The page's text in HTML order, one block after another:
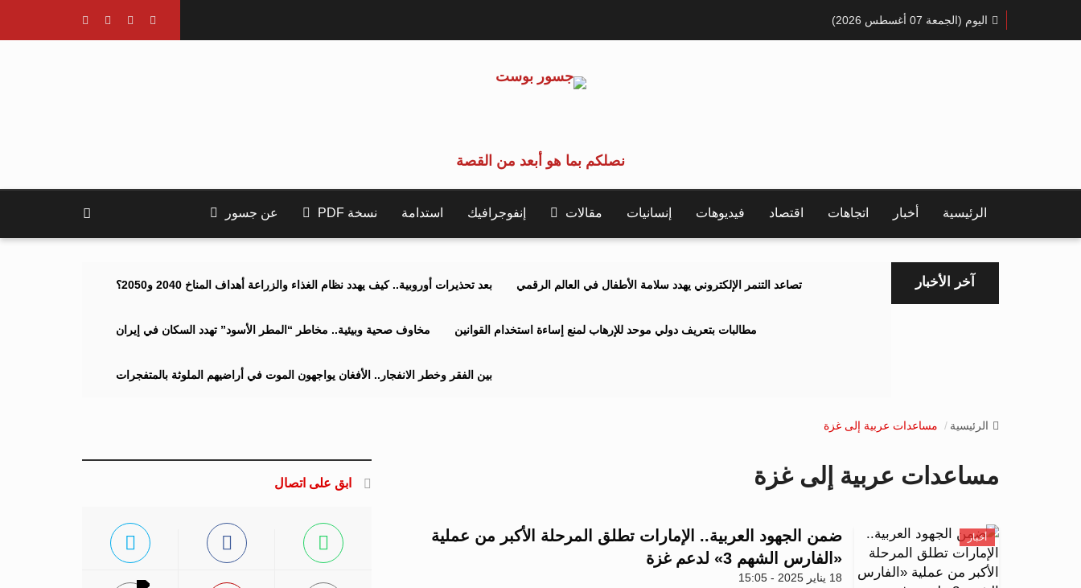
اليوم (الجمعة 07 أغسطس 2026)
نصلكم بما هو أبعد من القصة
الرئيسية أخبار اتجاهات اقتصاد فيديوهات إنسانيات مقالات إنفوجرافيك استدامة نسخة PDF عن جسور
آخر الأخبار بعد تحذيرات أوروبية.. كيف يهدد نظام الغذاء والزراعة أهداف المناخ 2040 و2050؟ تصاعد التنمر الإلكتروني يهدد سلامة الأطفال في العالم الرقمي
مخاوف صحية وبيئية.. مخاطر “المطر الأسود” تهدد السكان في إيران مطالبات بتعريف دولي موحد للإرهاب لمنع إساءة استخدام القوانين
بين الفقر وخطر الانفجار.. الأفغان يواجهون الموت في أراضيهم الملوثة بالمتفجرات
الرئيسية مساعدات عربية إلى غزة
مساعدات عربية إلى غزة
أخبار
ضمن الجهود العربية.. الإمارات تطلق المرحلة الأكبر من عملية
«الفارس الشهم 3» لدعم غزة
18 يناير 2025 - 15:05
ابق على اتصال